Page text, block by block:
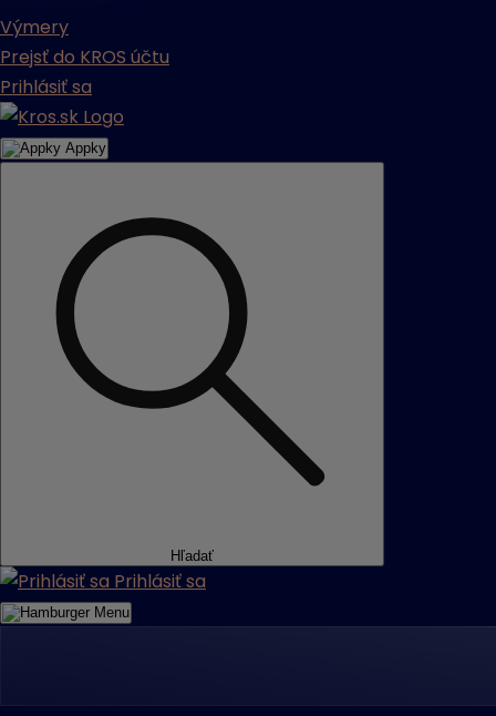
Výmery
Prejsť do KROS účtu
Prihlásiť sa
Appky
Hľadať
Prihlásiť sa
Menu